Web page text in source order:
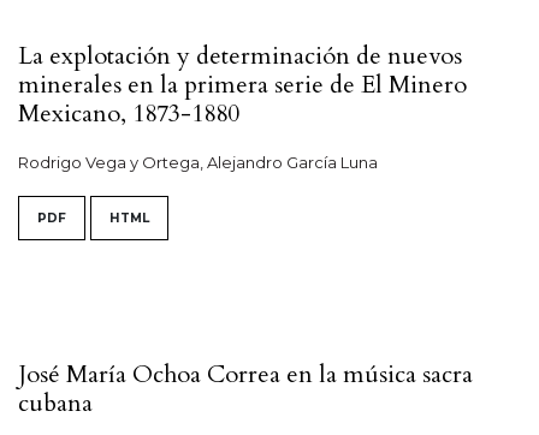
La explotación y determinación de nuevos
minerales en la primera serie de El Minero
Mexicano, 1873-1880
Rodrigo Vega y Ortega, Alejandro García Luna
PDF HTML
José María Ochoa Correa en la música sacra
cubana